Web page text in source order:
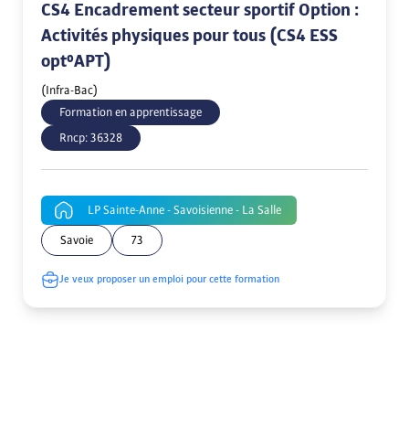
CS4 Encadrement secteur sportif Option :
Activités physiques pour tous (CS4 ESS
opt°APT)
(Infra-Bac)
Formation en apprentissage
Rncp: 36328
LP Sainte-Anne - Savoisienne - La Salle
Savoie 73
Je veux proposer un emploi pour cette formation